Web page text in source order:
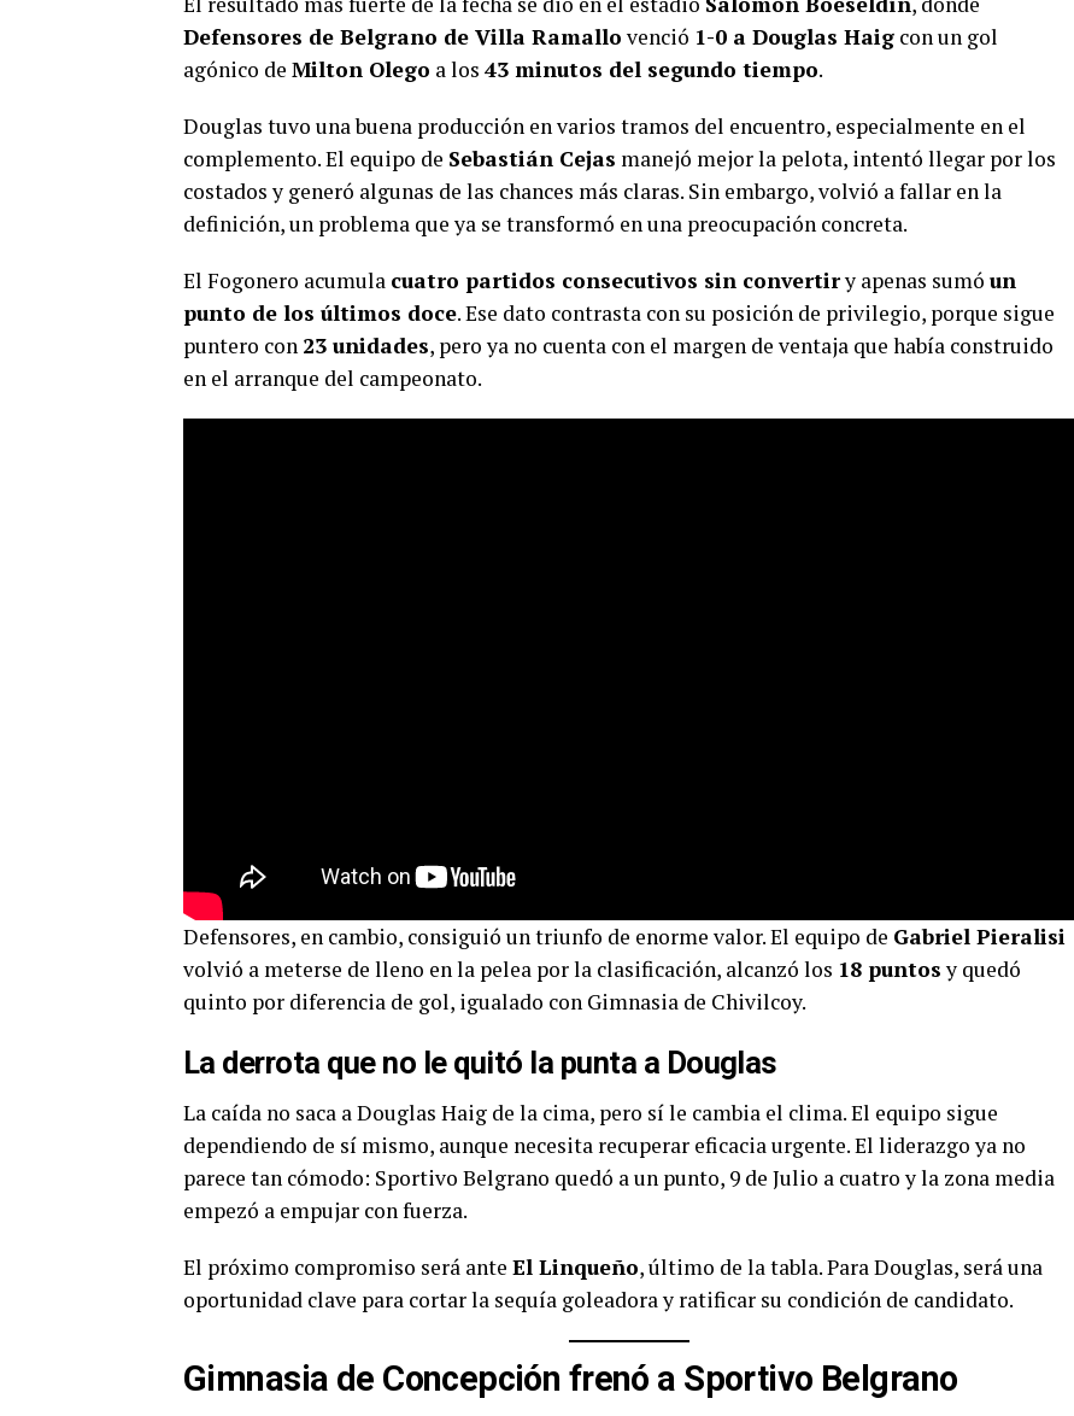
Defensores de Belgrano de Villa Ramallo venció 1-0 a Douglas Haig con un gol
agónico de Milton Olego a los 43 minutos del segundo tiempo.
Douglas tuvo una buena producción en varios tramos del encuentro, especialmente en el
complemento. El equipo de Sebastián Cejas manejó mejor la pelota, intentó llegar por los
costados y generó algunas de las chances más claras. Sin embargo, volvió a fallar en la
definición, un problema que ya se transformó en una preocupación concreta.
El Fogonero acumula cuatro partidos consecutivos sin convertiry apenas sumó un
punto de los últimos doce. Ese dato contrasta con su posición de privilegio, porque sigue
puntero con 23 unidades, pero ya no cuenta con el margen de ventaja que había construido
en el arranque del campeonato.
Defensores, en cambio, consiguió un triunfo de enorme valor. El equipo de Gabriel Pieralisi
volvió a meterse de lleno en la pelea por la clasificación, alcanzó los 18 puntosy quedó
quinto por diferencia de gol, igualado con Gimnasia de Chivilcoy.
La derrota que no le quitó la punta a Douglas
La caída no saca a Douglas Haig de la cima, pero sí le cambia el clima. El equipo sigue
dependiendo de sí mismo, aunque necesita recuperar eficacia urgente. El liderazgo ya no
parece tan cómodo: Sportivo Belgrano quedó a un punto, 9 de Julio a cuatro y la zona media
empezó a empujar con fuerza.
El próximo compromiso será ante El Linqueño, último de la tabla. Para Douglas, será una
oportunidad clave para cortar la sequía goleadora y ratificar su condición de candidato.
Gimnasia de Concepción frenó a Sportivo Belgrano